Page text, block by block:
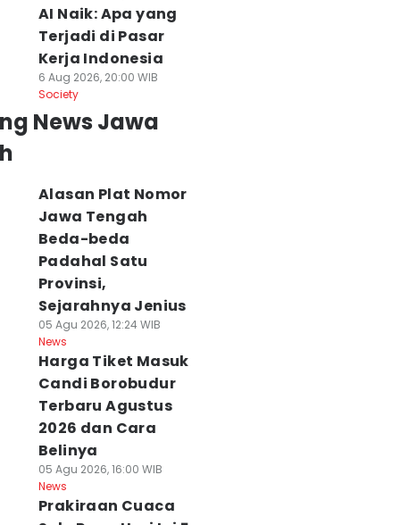
AI Naik: Apa yang
Terjadi di Pasar
Kerja Indonesia
6 Aug 2026, 20:00 WIB
Society
News Jawa
Alasan Plat Nomor
Jawa Tengah
Beda-beda
Padahal Satu
Provinsi,
Sejarahnya Jenius
05 Agu 2026, 12:24 WIB
News
Harga Tiket Masuk
Candi Borobudur
Terbaru Agustus
2026 dan Cara
Belinya
05 Agu 2026, 16:00 WIB
News
Prakiraan Cuaca